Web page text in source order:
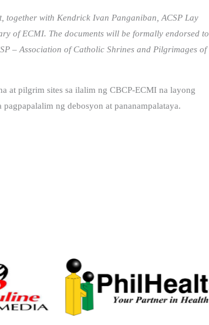
together with Kendrick Ivan Panganiban, ACSP Lay
of ECMI. The documents will be formally endorsed to
– Association of Catholic Shrines and Pilgrimages of
at pilgrim sites sa ilalim ng CBCP-ECMI na layong
ng debosyon at pananampalataya.